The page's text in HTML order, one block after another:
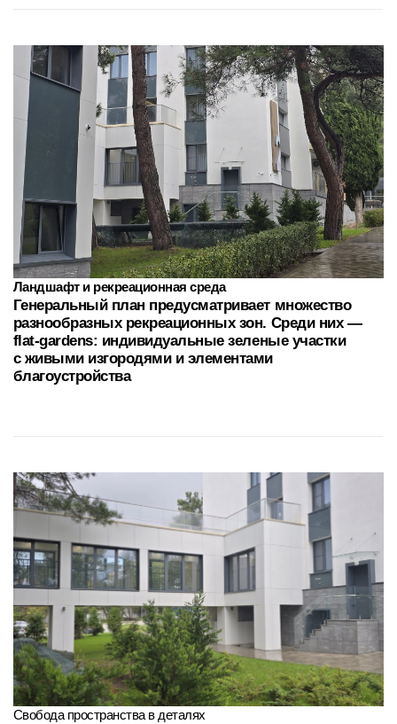
Свобода пространства в деталях
Здания комплекса объединяет стеклянный
переход, спроектированный с учетом сейсмических
особенностей региона.
Он обеспечивает удобную связь между корпусами
и формирует единое пространственное решение
Признанный эко-стиль
Проект стал лауреатом конкурса «Керамогранит
в архитектуре. ECO STILE» в номинации
«Эко-дизайн в интерьере жилых
и коммерческих помещений»